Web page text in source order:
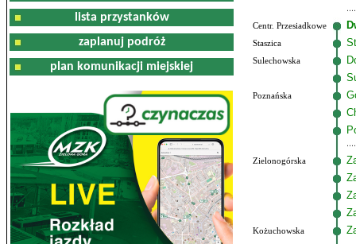
lista przystanków
zaplanuj podróż
plan komunikacji miejskiej
Centr. Przesiadkowe
Staszica
Sulechowska
Poznańska
Zielonogórska
Kożuchowska